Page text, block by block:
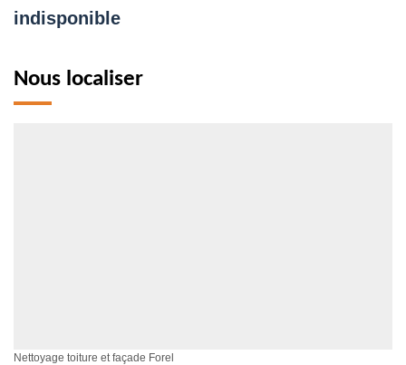
indisponible
Nous localiser
Nettoyage toiture et façade Forel